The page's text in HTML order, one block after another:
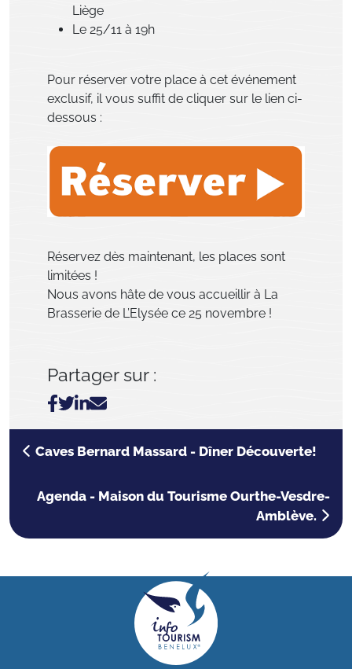
Liège
Le 25/11 à 19h
Pour réserver votre place à cet événement
exclusif, il vous suffit de cliquer sur le lien ci-
dessous :
Réservez dès maintenant, les places sont
limitées !
Nous avons hâte de vous accueillir à La
Brasserie de L’Elysée ce 25 novembre !
Partager sur :
Caves Bernard Massard - Dîner Découverte!
Agenda - Maison du Tourisme Ourthe-Vesdre-
Amblève.